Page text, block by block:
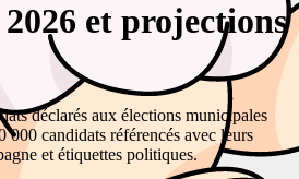
et projections
déclarés aux élections municipales
000 candidats référencés avec leurs
et étiquettes politiques.